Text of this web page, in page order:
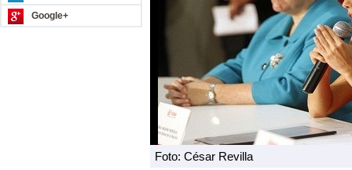
Google+
Foto: César Revilla